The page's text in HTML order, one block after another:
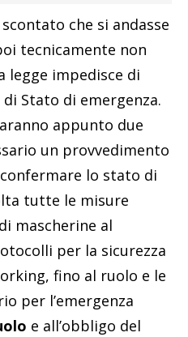
che si andasse
tecnicamente non
legge impedisce di
Stato di emergenza.
appunto due
un provvedimento
lo stato di
tutte le misure
mascherine al
per la sicurezza
fino al ruolo e le
per l’emergenza
e all’obbligo del